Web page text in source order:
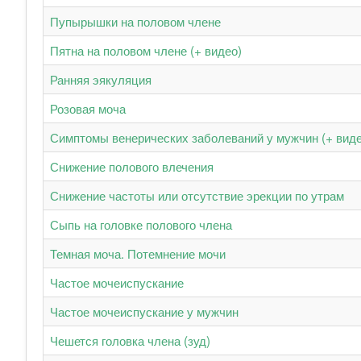
Пупырышки на половом члене
Пятна на половом члене (+ видео)
Ранняя эякуляция
Розовая моча
Симптомы венерических заболеваний у мужчин (+
Снижение полового влечения
Снижение частоты или отсутствие эрекции по утрам
Сыпь на головке полового члена
Темная моча. Потемнение мочи
Частое мочеиспускание
Частое мочеиспускание у мужчин
Чешется головка члена (зуд)